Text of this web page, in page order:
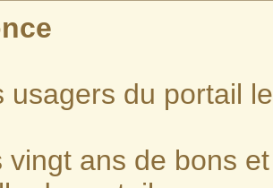
usagers du portail
vingt ans de bons